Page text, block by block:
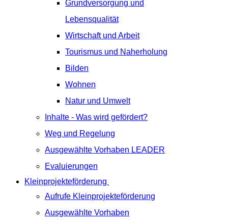
Grundversorgung und
Lebensqualität
Wirtschaft und Arbeit
Tourismus und Naherholung
Bilden
Wohnen
Natur und Umwelt
Inhalte - Was wird gefördert?
Weg und Regelung
Ausgewählte Vorhaben LEADER
Evaluierungen
Kleinprojekteförderung
Aufrufe Kleinprojekteförderung
Ausgewählte Vorhaben